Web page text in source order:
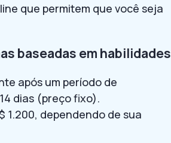
que permitem que você seja
baseadas em habilidades
após um período de
dias (preço fixo).
1.200, dependendo de sua